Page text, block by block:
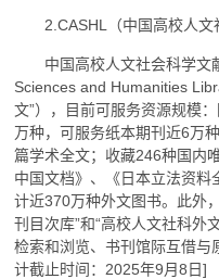
2.CASHL（中国高校人文
中国高校人文社会科学文
Sciences and Humanities
文”），目前可服务资源规模
万种，可服务纸本期刊近6万
篇学术全文；收藏246种国内
中国文档》、《日本立法资料
计近370万种外文图书。此外
刊目次库”和“高校人文社科外
检索和浏览、书刊馆际互借
计截止时间：2025年9月8日]